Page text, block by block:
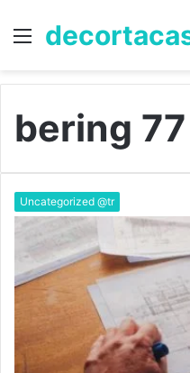
Menü
bering 77
Uncategorized @tr